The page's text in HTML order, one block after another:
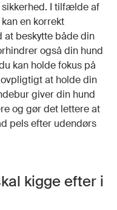
sikkerhed. I tilfælde af
en korrekt
beskytte både din
også din hund
kan holde fokus på
at holde din
giver din hund
og gør det lettere at
pels efter udendørs
kigge efter i